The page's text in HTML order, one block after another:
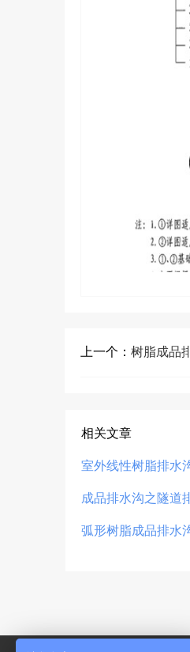
上一个： 树脂成品
相关文章
室外线性树脂排水
成品排水沟之隧道
弧形树脂成品排水